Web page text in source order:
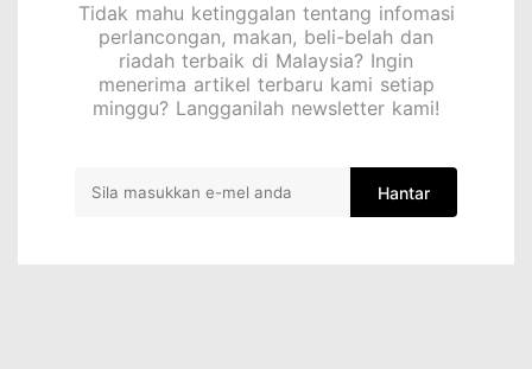
Tidak mahu ketinggalan tentang infomasi
perlancongan, makan, beli-belah dan
riadah terbaik di Malaysia? Ingin
menerima artikel terbaru kami setiap
minggu? Langganilah newsletter kami!
Hantar